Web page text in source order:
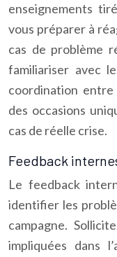
enseignements
vous préparer à
cas de problème
familiariser avec
coordination entre
des occasions
cas de réelle crise.
Feedback
Le feedback
identifier les
campagne.
impliquées dans